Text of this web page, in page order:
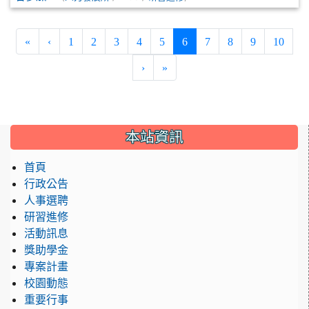
« ‹ 1 2 3 4 5 6(current)
7 8 9 10
› »
::: 本站資訊
首頁
行政公告
人事選聘
研習進修
活動訊息
獎助學金
專案計畫
校園動態
重要行事